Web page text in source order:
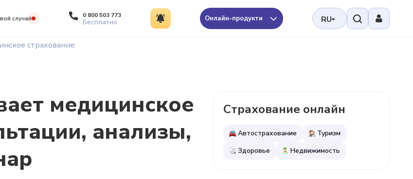
случай 0 800 503 773
Бесплатно Онлайн-продукти RU
страхование
медицинское
анализы,
Страхование онлайн
Автострахование
Туризм
Здоровье
Недвижимость